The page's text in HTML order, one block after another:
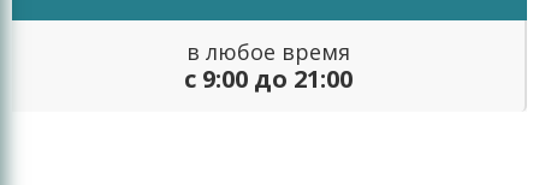
в любое время
с 9:00 до 21:00